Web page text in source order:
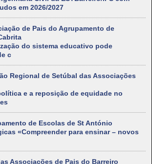
em 2026/2027
de Pais do Agrupamento de
do sistema educativo pode
c
Regional de Setúbal das Associações
e a reposição de equidade no
de Escolas de St António
«Compreender para ensinar – novos
Associações de Pais do Barreiro